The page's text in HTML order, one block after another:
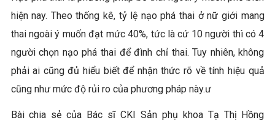
hiện nay. Theo thống kê, tỷ lệ nạo phá thai ở nữ giới mang
thai ngoài ý muốn đạt mức 40%, tức là cứ 10 người thì có 4
người chọn nạo phá thai để đình chỉ thai. Tuy nhiên, không
phải ai cũng đủ hiểu biết để nhận thức rõ về tính hiệu quả
cũng như mức độ rủi ro của phương pháp này.ư
Bài chia sẻ của Bác sĩ CKI Sản phụ khoa Tạ Thị Hồng